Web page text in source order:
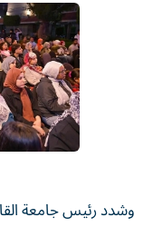
وشدد رئيس جامعة